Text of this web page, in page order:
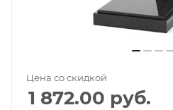
Цена со скидкой
1 872.00 руб.